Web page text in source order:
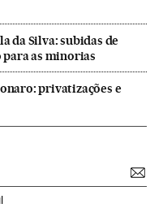
da Silva: subidas de
as minorias
privatizações e